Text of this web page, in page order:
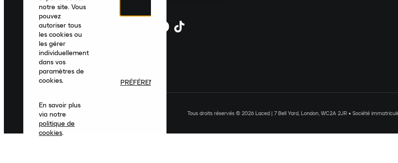
Tous droits réservés © 2026 Laced | 7 Bell Yard, London, WC2A 2JR • Société
notre site. Vous
pouvez
autoriser tous
les cookies ou
les gérer
individuellement
dans vos
paramètres de
cookies.
En savoir plus
via notre
politique de
cookies.
PRÉFÉRENCES